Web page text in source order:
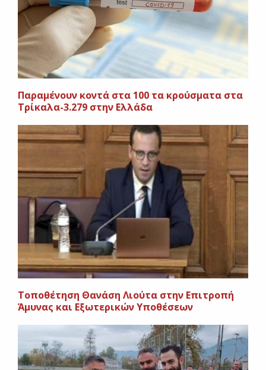
Παραμένουν κοντά στα 100 τα κρούσματα στα
Τρίκαλα-3.279 στην Ελλάδα
Τοποθέτηση Θανάση Λιούτα στην Επιτροπή
Άμυνας και Εξωτερικών Υποθέσεων